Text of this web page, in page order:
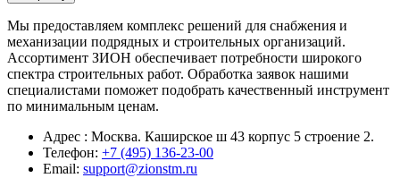
Мы предоставляем комплекс решений для снабжения и
механизации подрядных и строительных организаций.
Ассортимент ЗИОН обеспечивает потребности широкого
спектра строительных работ. Обработка заявок нашими
специалистами поможет подобрать качественный инструмент
по минимальным ценам.
Адрес : Москва. Каширское ш 43 корпус 5 строение 2.
Телефон: +7 (495) 136-23-00
Email: support@zionstm.ru